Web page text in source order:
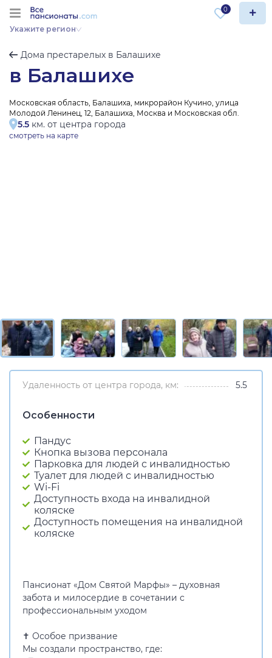
Укажите регион
0
Дома престарелых в Балашихе
в Балашихе
Московская область, Балашиха, микрорайон Кучино, улица
Молодой Ленинец, 12, Балашиха, Москва и Московская обл.
5.5 км. от центра города
смотреть на карте
Удаленность от центра города, км: 5.5
Особенности
Пандус
Кнопка вызова персонала
Парковка для людей с инвалидностью
Туалет для людей с инвалидностью
Wi-Fi
Доступность входа на инвалидной
коляске
Доступность помещения на инвалидной
коляске
Пансионат «Дом Святой Марфы» – духовная
забота и милосердие в сочетании с
профессиональным уходом
✝ Особое призвание
Мы создали пространство, где: